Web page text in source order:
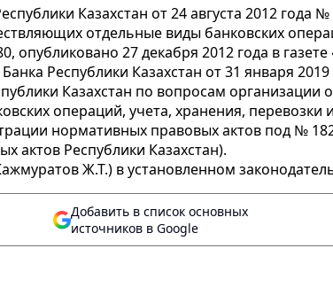
Казахстан от 24 августа 2012
отдельные виды банковских
27 декабря 2012 года в
Республики Казахстан от 31 января
Казахстан по вопросам
операций, учета, хранения, перевозки
нормативных правовых актов под №
актов Республики Казахстан).
Ж.Т.) в установленном
Добавить в список основных
источников в Google